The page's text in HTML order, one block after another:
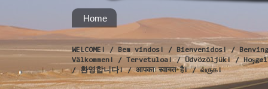
Home
WELCOME! / Bem vindos! / Bienvenidos! /
Välkommen! / Tervetuloa! / Üdvözöljük! /
/ 환영합니다! / आपका स्वागत है! / வருக!